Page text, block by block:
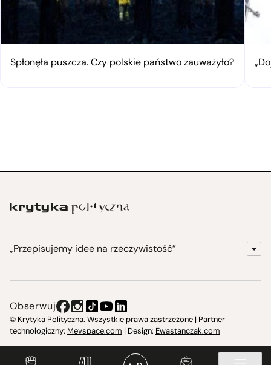
Spłonęła puszcza. Czy polskie państwo zauważyło?
„Przepisujemy idee na rzeczywistość”
Instytut Krytyki Politycznej
Obserwuj
© Krytyka Polityczna. Wszystkie prawa zastrzeżone | Partner
technologiczny: Mevspace.com | Design: Ewastanczak.com